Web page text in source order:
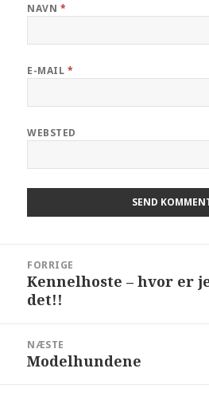
NAVN *
E-MAIL *
WEBSTED
FORRIGE
Kennelhoste – hvor er
det!!
NÆSTE
Modelhundene